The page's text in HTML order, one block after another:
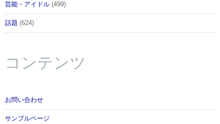
芸能・アイドル (499)
話題 (624)
コンテンツ
お問い合わせ
サンプルページ